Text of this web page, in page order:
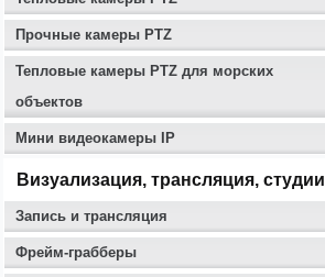
Прочные камеры PTZ
Тепловые камеры PTZ для морских
объектов
Мини видеокамеры IP
Визуализация, трансляция, студии
Запись и трансляция
Фрейм-грабберы